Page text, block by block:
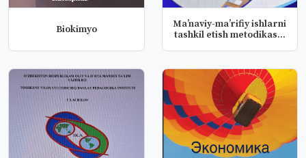
Biokimyo
Ma’naviy-ma’rifiy ishlarni
tashkil etish metodikas...